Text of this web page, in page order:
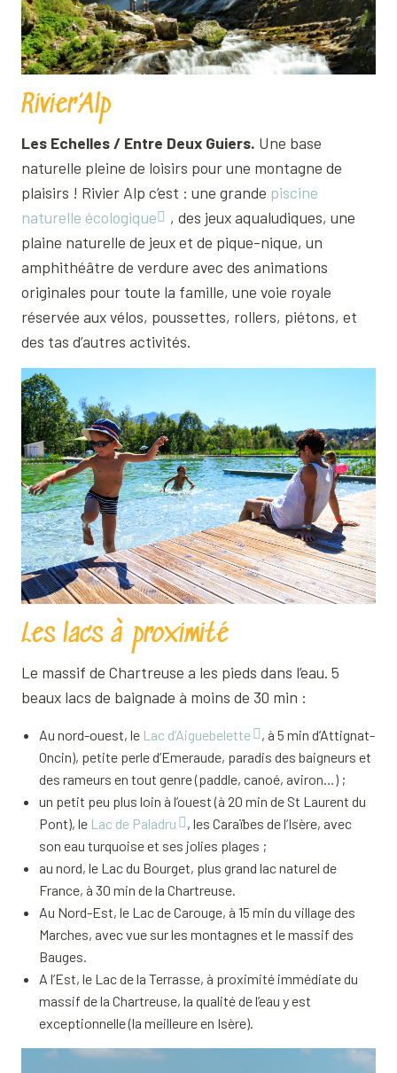
Rivier’Alp
Les Echelles / Entre Deux Guiers. Une base
naturelle pleine de loisirs pour une montagne de
plaisirs ! Rivier Alp c’est : une grande piscine
naturelle écologique
, des jeux aqualudiques, une
plaine naturelle de jeux et de pique-nique, un
amphithéâtre de verdure avec des animations
originales pour toute la famille, une voie royale
réservée aux vélos, poussettes, rollers, piétons, et
des tas d’autres activités.
Les lacs à proximité
Le massif de Chartreuse a les pieds dans l’eau. 5
beaux lacs de baignade à moins de 30 min :
Au nord-ouest, le Lac d’Aiguebelette
, à 5 min d’Attignat-
Oncin), petite perle d’Emeraude, paradis des baigneurs et
des rameurs en tout genre (paddle, canoé, aviron…) ;
un petit peu plus loin à l’ouest (à 20 min de St Laurent du
Pont), le Lac de Paladru
, les Caraïbes de l’Isère, avec
son eau turquoise et ses jolies plages ;
au nord, le Lac du Bourget, plus grand lac naturel de
France, à 30 min de la Chartreuse.
Au Nord-Est, le Lac de Carouge, à 15 min du village des
Marches, avec vue sur les montagnes et le massif des
Bauges.
A l’Est, le Lac de la Terrasse, à proximité immédiate du
massif de la Chartreuse, la qualité de l’eau y est
exceptionnelle (la meilleure en Isère).